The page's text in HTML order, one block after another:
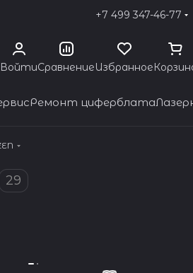
+7 499 347-46-77
ВойтиСравнениеИзбранное
Ремонт циферблата
29